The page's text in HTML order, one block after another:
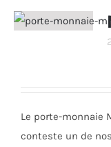
Le porte-monnaie
conteste un de